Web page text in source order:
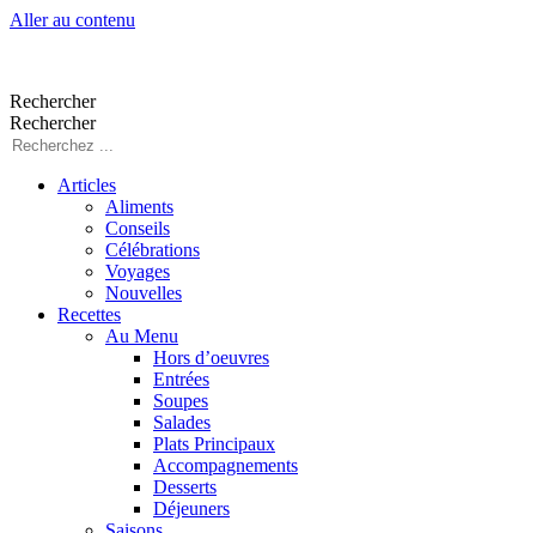
Aller au contenu
Rechercher
Rechercher
Articles
Aliments
Conseils
Célébrations
Voyages
Nouvelles
Recettes
Au Menu
Hors d’oeuvres
Entrées
Soupes
Salades
Plats Principaux
Accompagnements
Desserts
Déjeuners